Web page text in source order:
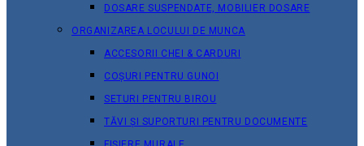
DOSARE SUSPENDATE, MOBILIER DOSARE
ORGANIZAREA LOCULUI DE MUNCA
ACCESORII CHEI & СARDURI
COȘURI PENTRU GUNOI
SETURI PENTRU BIROU
TĂVI ȘI SUPORTURI PENTRU DOCUMENTE